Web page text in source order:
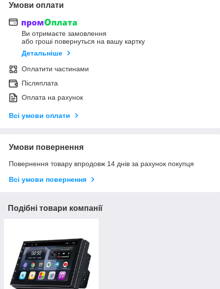
Умови оплати
Ви отримаєте замовлення
або гроші повернуться на вашу картку
Детальніше
Оплатити частинами
Післяплата
Оплата на рахунок
Всі умови оплати
Умови повернення
Повернення товару впродовж 14 днів за рахунок покупця
Всі умови повернення
Подібні товари компанії